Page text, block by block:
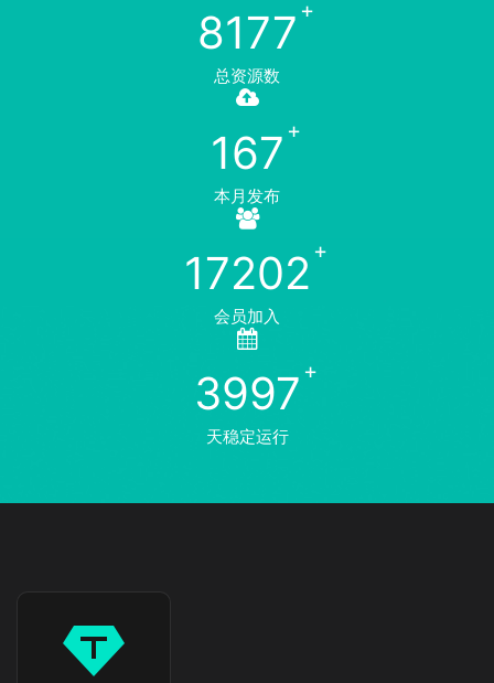
8177
总资源数
167
本月发布
17202
会员加入
3997
天稳定运行